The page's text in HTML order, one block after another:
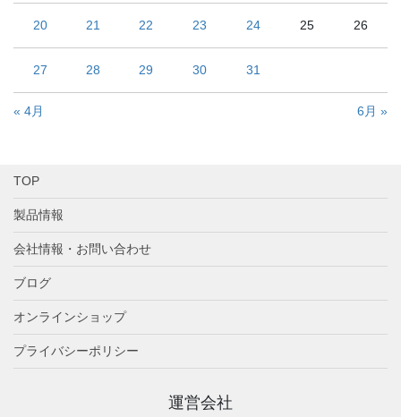
20 21 22 23 24 25 26
27 28 29 30 31
« 4月 6月 »
TOP
製品情報
会社情報・お問い合わせ
ブログ
オンラインショップ
プライバシーポリシー
運営会社